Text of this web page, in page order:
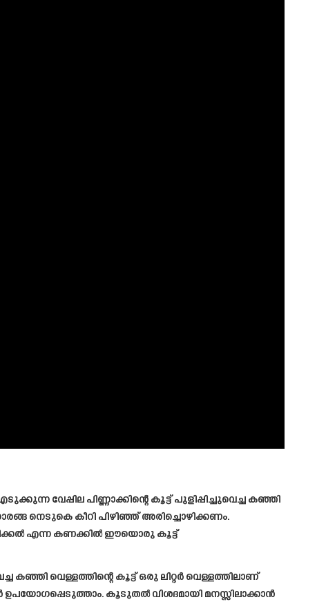
വേപ്പില പിണ്ണാക്കിന്റെ കൂട്ട് പുളിപ്പിച്ചുവെച്ച കഞ്ഞി
നെടുകെ കീറി പിഴിഞ്ഞ് അരിച്ചൊഴിക്കണം.
എന്ന കണക്കിൽ ഈയൊരു കൂട്ട്
വെള്ളത്തിന്റെ കൂട്ട് ഒരു ലിറ്റർ വെള്ളത്തിലാണ്
കൂടുതൽ വിശദമായി മനസ്സിലാക്കാൻ